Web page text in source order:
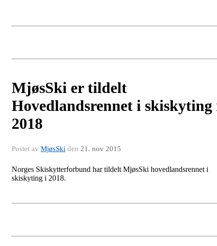
MjøsSki er tildelt
Hovedlandsrennet i skiskyting
2018
Postet av MjøsSki den 21. nov 2015
Norges Skiskytterforbund har tildelt MjøsSki hovedlandsrennet i
skiskyting i 2018.